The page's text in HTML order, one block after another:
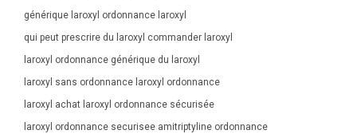
générique laroxyl ordonnance laroxyl
qui peut prescrire du laroxyl commander laroxyl
laroxyl ordonnance générique du laroxyl
laroxyl sans ordonnance laroxyl ordonnance
laroxyl achat laroxyl ordonnance sécurisée
laroxyl ordonnance securisee amitriptyline ordonnance